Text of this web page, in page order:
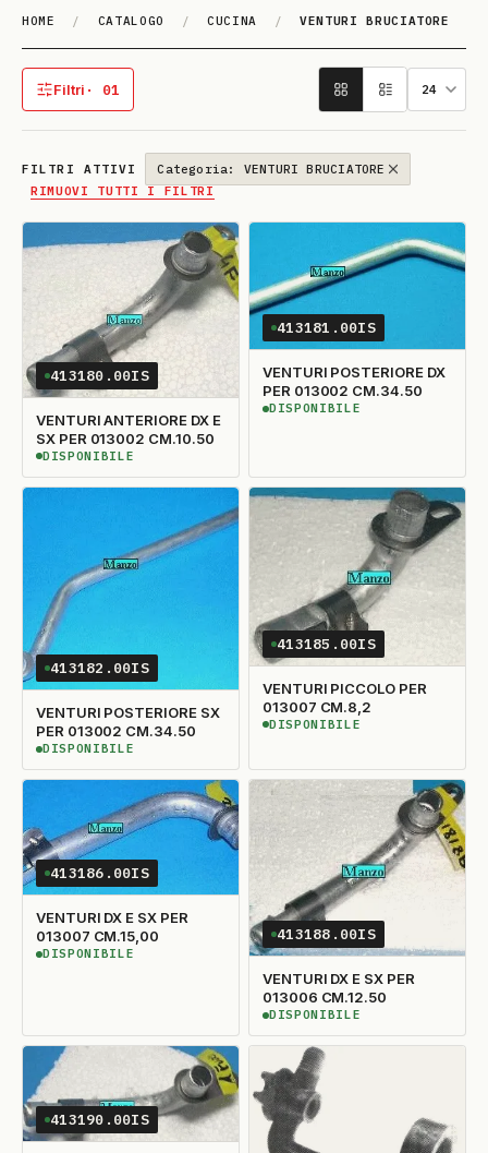
HOME / CATALOGO / CUCINA / VENTURI BRUCIATORE
VENTU­RI BRU­CIA­TO­RE
Filtri · 01
1 filtro attivo
FILTRI ATTIVI
Categoria: VENTURI BRUCIATORE
RIMUOVI TUTTI I FILTRI
413180.00IS
VENTURI ANTERIORE DX E
SX PER 013002 CM.10.50
DISPONIBILE
DISPONIBILE
413181.00IS
VENTURI POSTERIORE DX
PER 013002 CM.34.50
DISPONIBILE
DISPONIBILE
413182.00IS
VENTURI POSTERIORE SX
PER 013002 CM.34.50
DISPONIBILE
DISPONIBILE
413185.00IS
VENTURI PICCOLO PER
013007 CM.8,2
DISPONIBILE
DISPONIBILE
413186.00IS
VENTURI DX E SX PER
013007 CM.15,00
DISPONIBILE
DISPONIBILE
413188.00IS
VENTURI DX E SX PER
013006 CM.12.50
DISPONIBILE
DISPONIBILE
413190.00IS